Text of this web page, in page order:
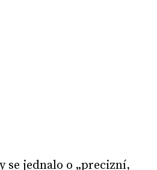
se jednalo o „precizní,